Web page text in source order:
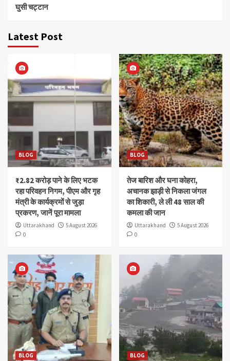
घुसी चट्टान
Latest Post
BLOG
₹2.82 करोड़ पाने के लिए भटक
रहा परिवहन निगम, पीएम और गृह
मंत्री के कार्यक्रमों से जुड़ा
प्रकरण, जानें पूरा मामला
Uttarakhand
5 August 2026
0
BLOG
तेज बारिश और घना कोहरा,
अचानक झाड़ी से निकला जंगल
का शिकारी, ले ली 48 साल की
कमला की जान
Uttarakhand
5 August 2026
0
BLOG BLOG